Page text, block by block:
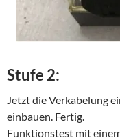
Stufe 2:
Jetzt die Verkabelung
einbauen. Fertig.
Funktionstest mit